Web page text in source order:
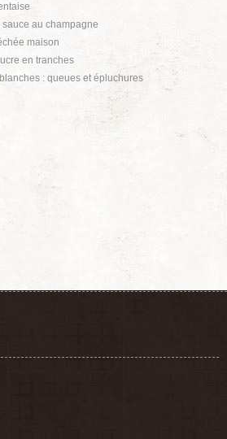
au champagne
maison
en tranches
: queues et épluchures